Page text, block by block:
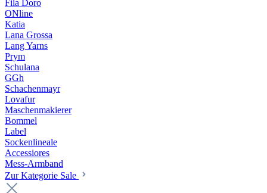
Fila Doro
ONline
Katia
Lana Grossa
Lang Yarns
Prym
Schulana
GGh
Schachenmayr
Lovafur
Maschenmakierer
Bommel
Label
Sockenlineale
Accessiores
Mess-Armband
Zur Kategorie Sale